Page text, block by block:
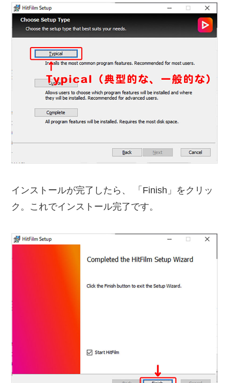
インストールが完了したら、 「Finish」をクリッ
ク。これでインストール完了です。